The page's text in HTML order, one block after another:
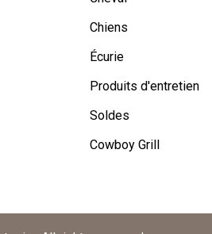
Chiens
Écurie
Produits d'entretien
Soldes
Cowboy Grill